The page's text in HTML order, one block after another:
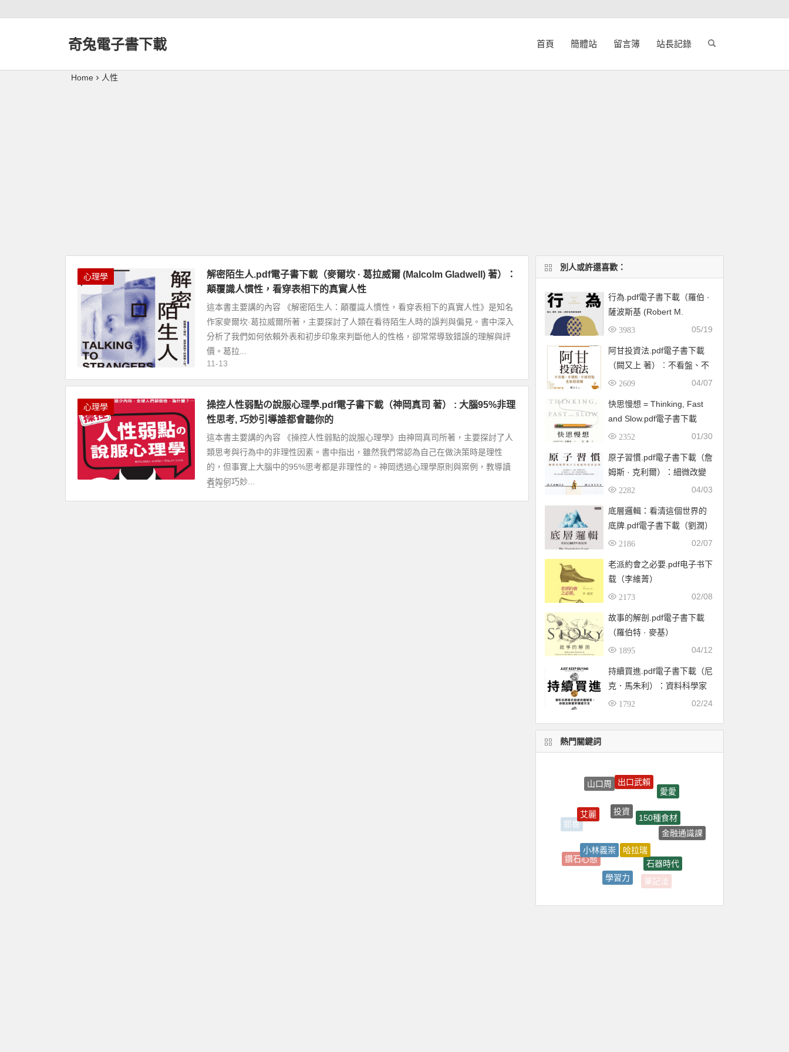
奇兔電子書下載 首頁 簡體站 留言簿 站長記錄
Home 人性
心理學
解密陌生人.pdf電子書下載（麥爾坎 · 葛拉威爾 (Malcolm Gladwell) 著）：
顛覆識人慣性，看穿表相下的真實人性
這本書主要講的內容 《解密陌生人：顛覆識人慣性，看穿表相下的真實人性》是知名
作家麥爾坎·葛拉威爾所著，主要探討了人類在看待陌生人時的誤判與偏見。書中深入
分析了我們如何依賴外表和初步印象來判斷他人的性格，卻常常導致錯誤的理解與評
價。葛拉...
11-13
心理學
操控人性弱點の說服心理學.pdf電子書下載（神岡真司 著） : 大腦95%非理
性思考, 巧妙引導誰都會聽你的
這本書主要講的內容 《操控人性弱點的說服心理學》由神岡真司所著，主要探討了人
類思考與行為中的非理性因素。書中指出，雖然我們常認為自己在做決策時是理性
的，但事實上大腦中的95%思考都是非理性的。神岡透過心理學原則與案例，教導讀
者如何巧妙...
11-13
別人或許還喜歡：
行為.pdf電子書下載（羅伯 ·
薩波斯基 (Robert M.
Sapolsky) 著）：暴力、競
生物學
3983 05/19
阿甘投資法.pdf電子書下載
（闕又上 著）︰不看盤、不
選股、不挑買點也能穩穩賺
2609 04/07
快思慢想 = Thinking, Fast
and Slow.pdf電子書下載
（康納曼 (Daniel
2352 01/30
原子習慣.pdf電子書下載（詹
姆斯 · 克利爾）：細微改變
帶來巨大成就的實證法則
2282 04/03
底層邏輯：看清這個世界的
底牌.pdf電子書下載（劉潤）
2186 02/07
老派約會之必要.pdf电子书下
载（李維菁）
2173 02/08
故事的解剖.pdf電子書下載
（羅伯特 · 麥基）
1895 04/12
持續買進.pdf電子書下載（尼
克．馬朱利）：資料科學家
的投資終極解答，存錢及致
1792 02/24
熱門關鍵詞
山口周
出口武賴
愛愛
耶魯
艾麗
金融通識課
鑽石心態
石器時代
筆記法
理財
學習力